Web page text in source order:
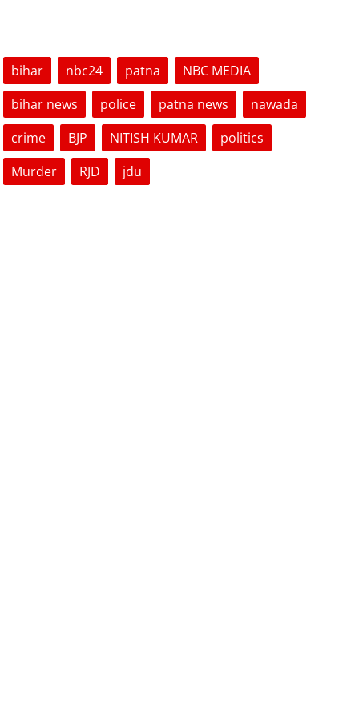
bihar nbc24 patna
NBC MEDIA
bihar news
police patna news
nawada
crime
BJP NITISH KUMAR
politics
Murder
RJD jdu